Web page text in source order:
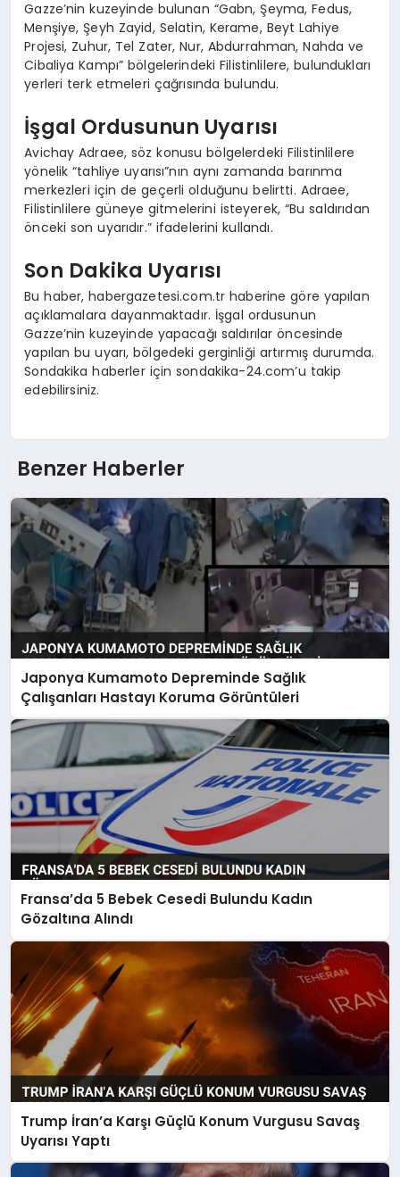
Gazze’nin kuzeyinde bulunan “Gabn, Şeyma, Fedus,
Menşiye, Şeyh Zayid, Selatin, Kerame, Beyt Lahiye
Projesi, Zuhur, Tel Zater, Nur, Abdurrahman, Nahda ve
Cibaliya Kampı” bölgelerindeki Filistinlilere, bulundukları
yerleri terk etmeleri çağrısında bulundu.
İşgal Ordusunun Uyarısı
Avichay Adraee, söz konusu bölgelerdeki Filistinlilere
yönelik “tahliye uyarısı”nın aynı zamanda barınma
merkezleri için de geçerli olduğunu belirtti. Adraee,
Filistinlilere güneye gitmelerini isteyerek, “Bu saldırıdan
önceki son uyarıdır.” ifadelerini kullandı.
Son Dakika Uyarısı
Bu haber, habergazetesi.com.tr haberine göre yapılan
açıklamalara dayanmaktadır. İşgal ordusunun
Gazze’nin kuzeyinde yapacağı saldırılar öncesinde
yapılan bu uyarı, bölgedeki gerginliği artırmış durumda.
Sondakika haberler için sondakika-24.com’u takip
edebilirsiniz.
Benzer Haberler
Japonya Kumamoto Depreminde Sağlık
Çalışanları Hastayı Koruma Görüntüleri
Fransa’da 5 Bebek Cesedi Bulundu Kadın
Gözaltına Alındı
Trump İran’a Karşı Güçlü Konum Vurgusu Savaş
Uyarısı Yaptı